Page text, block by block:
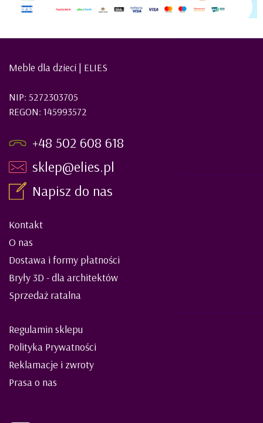
Meble dla dzieci | ELIES
NIP: 5272303705
REGON: 145993572
+48 502 608 618
sklep@elies.pl
Napisz do nas
Kontakt
O nas
Dostawa i formy płatności
Bryły 3D - dla architektów
Sprzedaż ratalna
Regulamin sklepu
Polityka Prywatności
Reklamacje i zwroty
Prasa o nas